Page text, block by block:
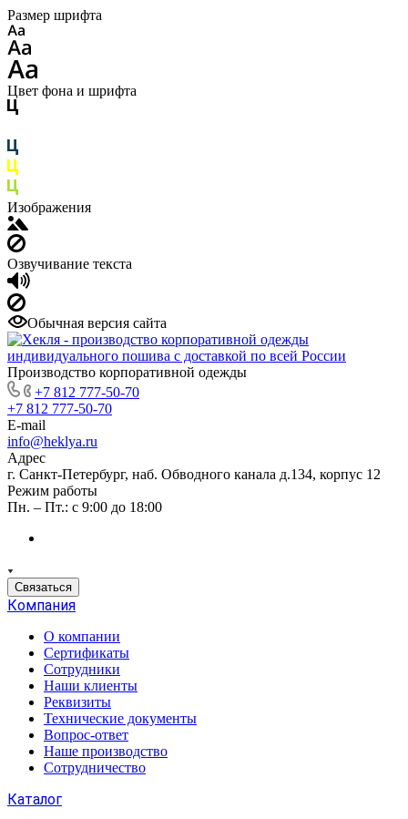
Размер шрифта
Цвет фона и шрифта
Изображения
Озвучивание текста
Обычная версия сайта
Производство корпоративной одежды
+7 812 777-50-70
+7 812 777-50-70
E-mail
info@heklya.ru
Адрес
г. Санкт-Петербург, наб. Обводного канала д.134, корпус 12
Режим работы
Пн. – Пт.: с 9:00 до 18:00
Связаться
Компания
О компании
Сертификаты
Сотрудники
Наши клиенты
Реквизиты
Технические документы
Вопрос-ответ
Наше производство
Сотрудничество
Каталог